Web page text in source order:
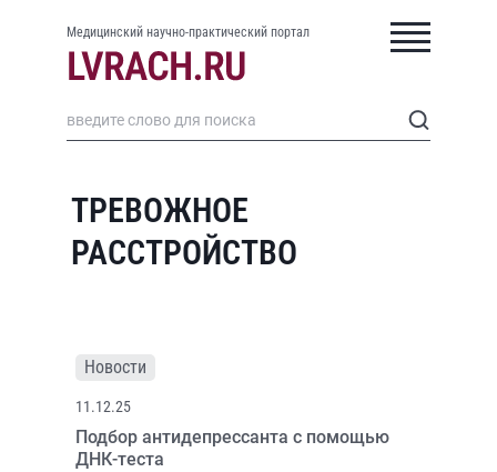
Медицинский научно-практический портал
ТРЕВОЖНОЕ
РАССТРОЙСТВО
Новости
11.12.25
Подбор антидепрессанта с помощью
ДНК-теста